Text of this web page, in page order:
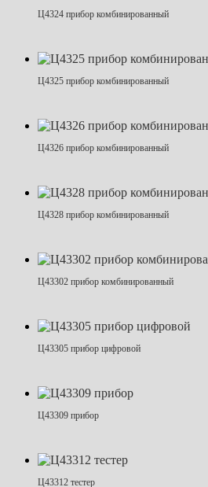
Ц4324 прибор комбинированный
Ц4325 прибор комбинированный
Ц4326 прибор комбинированный
Ц4328 прибор комбинированный
Ц43302 прибор комбинированный
Ц43305 прибор цифровой
Ц43309 прибор
Ц43312 тестер